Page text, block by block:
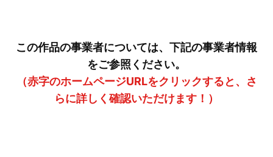
この作品の事業者については、下記の事業者情報
をご参照ください。
（赤字のホームページURLをクリックすると、さ
らに詳しく確認いただけます！）